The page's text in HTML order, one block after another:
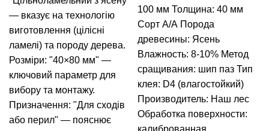
100 мм Толщина: 40 мм
Сорт А/А Порода
древесины: Ясень
Влажность: 8-10% Метод
сращивания: шип паз Тип
клея: D4 (влагостойкий)
Производитель: Наш лес
Обработка поверхности:
калиброванная,